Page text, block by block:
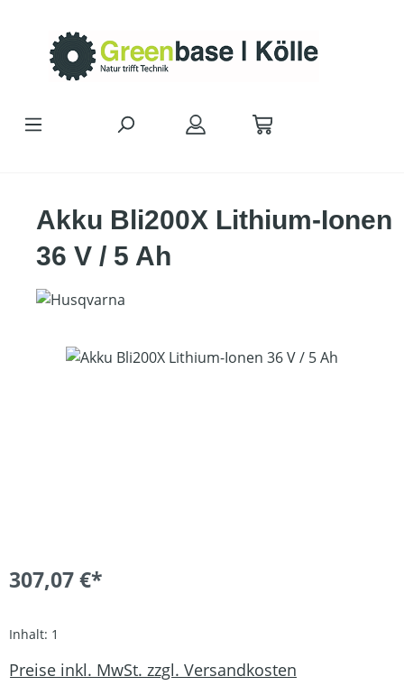
Akku Bli200X Lithium-Ionen
36 V / 5 Ah
Bildergalerie überspringen
307,07 €*
Inhalt: 1
Preise inkl. MwSt. zzgl. Versandkosten